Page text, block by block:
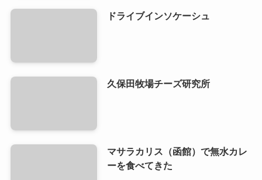
ドライブインソケーシュ
久保田牧場チーズ研究所
マサラカリス（函館）で無水カレ
ーを食べてきた